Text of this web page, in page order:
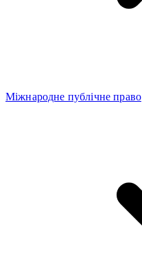
Міжнародне публічне право